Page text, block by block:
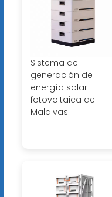
Sistema de
generación de
energía solar
fotovoltaica de
Maldivas